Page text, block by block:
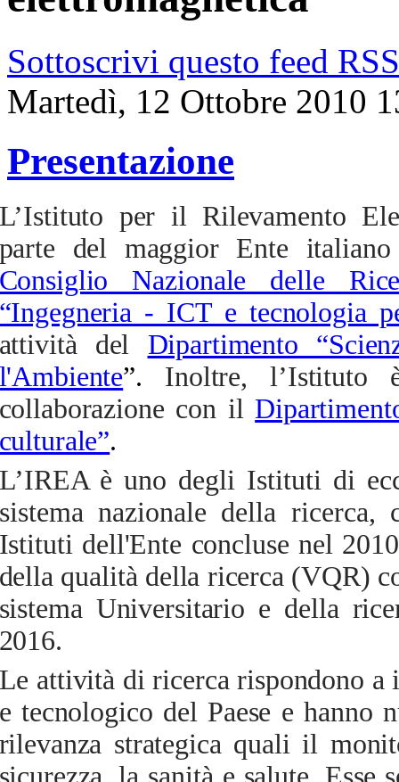
Sottoscrivi questo feed RSS
Martedì, 12 Ottobre 2010
Presentazione
per il Rilevamento
del maggior Ente
Nazionale delle
- ICT e tecnologia
del Dipartimento
”. Inoltre,
con il
.
è uno degli Istituti di
nazionale della ricerca,
dell'Ente concluse nel
qualità della ricerca (VQR)
Universitario e della
attività di ricerca rispondono
tecnologico del Paese e hanno
strategica quali il